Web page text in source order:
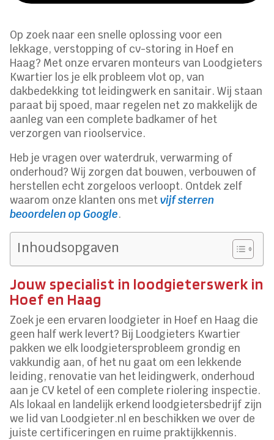
Op zoek naar een snelle oplossing voor een
lekkage, verstopping of cv-storing in Hoef en
Haag? Met onze ervaren monteurs van Loodgieters
Kwartier los je elk probleem vlot op, van
dakbedekking tot leidingwerk en sanitair. Wij staan
paraat bij spoed, maar regelen net zo makkelijk de
aanleg van een complete badkamer of het
verzorgen van rioolservice.
Heb je vragen over waterdruk, verwarming of
onderhoud? Wij zorgen dat bouwen, verbouwen of
herstellen echt zorgeloos verloopt. Ontdek zelf
waarom onze klanten ons metvijf sterren
beoordelen op Google.
Inhoudsopgaven
Jouw specialist in loodgieterswerk in
Hoef en Haag
Zoek je een ervaren loodgieter in Hoef en Haag die
geen half werk levert? Bij Loodgieters Kwartier
pakken we elk loodgietersprobleem grondig en
vakkundig aan, of het nu gaat om een lekkende
leiding, renovatie van het leidingwerk, onderhoud
aan je CV ketel of een complete riolering inspectie.
Als lokaal en landelijk erkend loodgietersbedrijf zijn
we lid van Loodgieter.nl en beschikken we over de
juiste certificeringen en ruime praktijkkennis.